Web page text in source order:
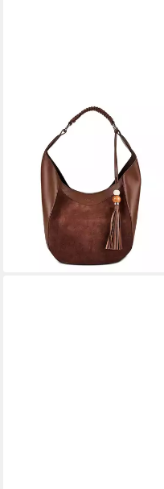
Schultertasche, Leder
191,54 €
260,00 €
lieferbar - in 2-3 Werktagen bei dir